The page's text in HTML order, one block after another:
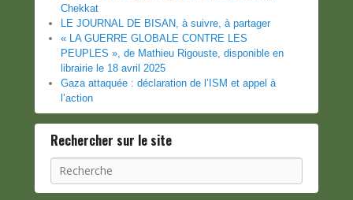
Chekkat
LE JOURNAL DE BISAN, à suivre, à partager
« LA GUERRE GLOBALE CONTRE LES
PEUPLES », de Mathieu Rigouste, disponible en
librairie le 18 avril 2025
Gaza attaquée : déclaration de l’ISM et appel à
l’action
Rechercher sur le site
Recherche